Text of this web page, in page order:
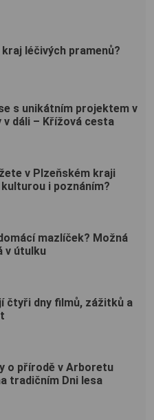
léčivých pramenů?
s unikátním projektem v
v dáli – Křížová cesta
v Plzeňském kraji
i poznáním?
mazlíček? Možná
v útulku
čtyři dny filmů, zážitků a
o přírodě v Arboretu
tradičním Dni lesa